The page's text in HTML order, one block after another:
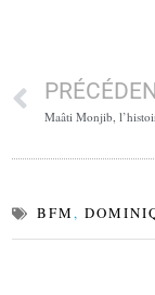
Maâti Monjib,
BFM,